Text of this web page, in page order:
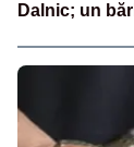
Dalnic; un